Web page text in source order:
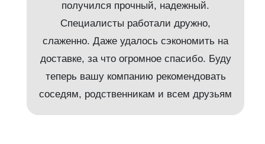
получился прочный, надежный.
Специалисты работали дружно,
слаженно. Даже удалось сэкономить на
доставке, за что огромное спасибо. Буду
теперь вашу компанию рекомендовать
соседям, родственникам и всем друзьям